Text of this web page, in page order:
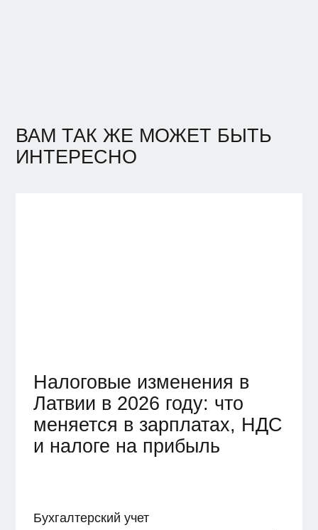
ВАМ ТАК ЖЕ МОЖЕТ БЫТЬ
ИНТЕРЕСНО
Налоговые изменения в
Латвии в 2026 году: что
меняется в зарплатах, НДС
и налоге на прибыль
Бухгалтерский учет